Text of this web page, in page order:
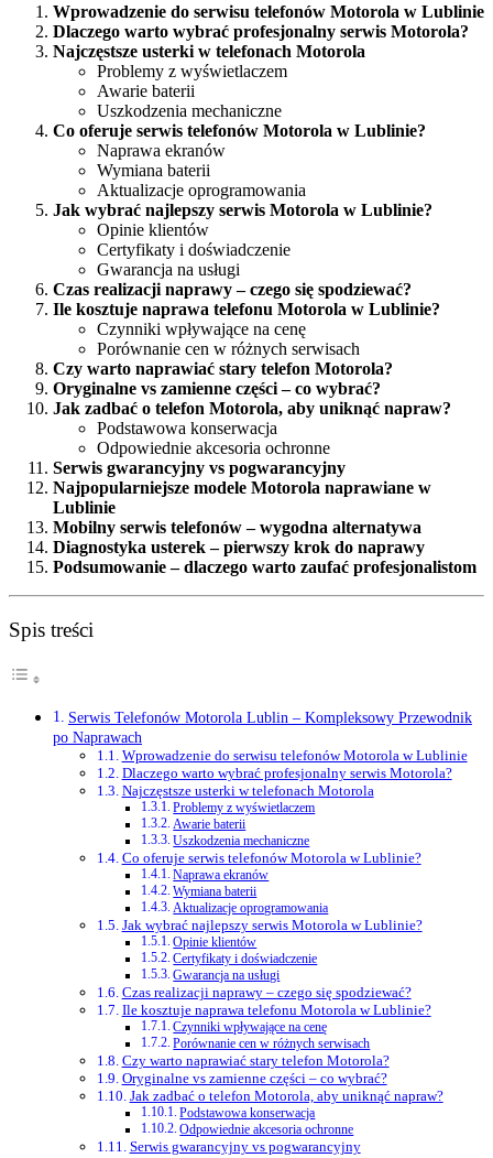
Wprowadzenie do serwisu telefonów Motorola w Lublinie
Dlaczego warto wybrać profesjonalny serwis Motorola?
Najczęstsze usterki w telefonach Motorola
Problemy z wyświetlaczem
Awarie baterii
Uszkodzenia mechaniczne
Co oferuje serwis telefonów Motorola w Lublinie?
Naprawa ekranów
Wymiana baterii
Aktualizacje oprogramowania
Jak wybrać najlepszy serwis Motorola w Lublinie?
Opinie klientów
Certyfikaty i doświadczenie
Gwarancja na usługi
Czas realizacji naprawy – czego się spodziewać?
Ile kosztuje naprawa telefonu Motorola w Lublinie?
Czynniki wpływające na cenę
Porównanie cen w różnych serwisach
Czy warto naprawiać stary telefon Motorola?
Oryginalne vs zamienne części – co wybrać?
Jak zadbać o telefon Motorola, aby uniknąć napraw?
Podstawowa konserwacja
Odpowiednie akcesoria ochronne
Serwis gwarancyjny vs pogwarancyjny
Najpopularniejsze modele Motorola naprawiane w
Lublinie
Mobilny serwis telefonów – wygodna alternatywa
Diagnostyka usterek – pierwszy krok do naprawy
Podsumowanie – dlaczego warto zaufać profesjonalistom
Spis treści
Serwis Telefonów Motorola Lublin – Kompleksowy Przewodnik
po Naprawach
Wprowadzenie do serwisu telefonów Motorola w Lublinie
Dlaczego warto wybrać profesjonalny serwis Motorola?
Najczęstsze usterki w telefonach Motorola
Problemy z wyświetlaczem
Awarie baterii
Uszkodzenia mechaniczne
Co oferuje serwis telefonów Motorola w Lublinie?
Naprawa ekranów
Wymiana baterii
Aktualizacje oprogramowania
Jak wybrać najlepszy serwis Motorola w Lublinie?
Opinie klientów
Certyfikaty i doświadczenie
Gwarancja na usługi
Czas realizacji naprawy – czego się spodziewać?
Ile kosztuje naprawa telefonu Motorola w Lublinie?
Czynniki wpływające na cenę
Porównanie cen w różnych serwisach
Czy warto naprawiać stary telefon Motorola?
Oryginalne vs zamienne części – co wybrać?
Jak zadbać o telefon Motorola, aby uniknąć napraw?
Podstawowa konserwacja
Odpowiednie akcesoria ochronne
Serwis gwarancyjny vs pogwarancyjny